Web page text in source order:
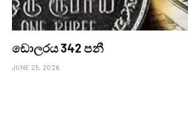
ඩොලරය 342 පනී
JUNE 25, 2026